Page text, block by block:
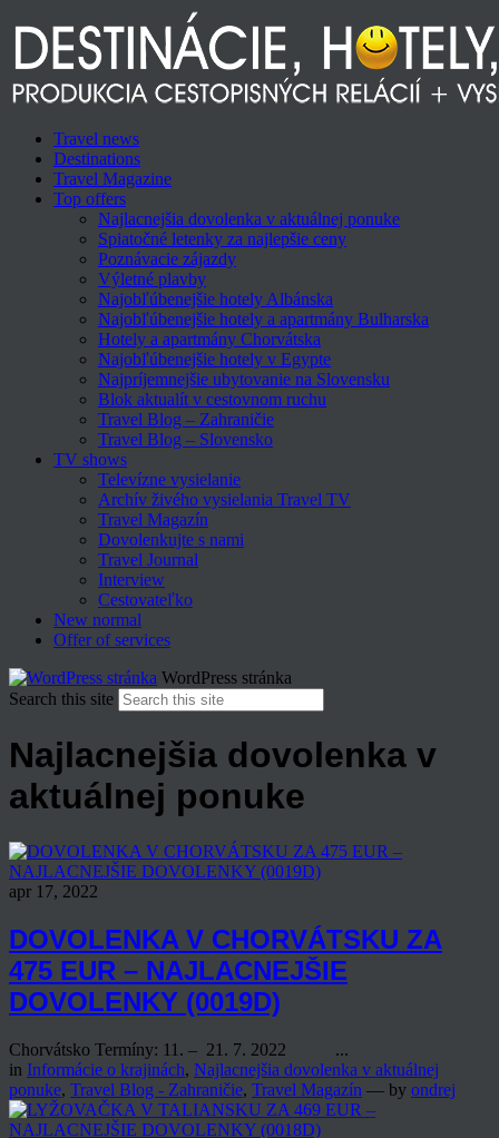
Travel news
Destinations
Travel Magazine
Top offers
Najlacnejšia dovolenka v aktuálnej ponuke
Spiatočné letenky za najlepšie ceny
Poznávacie zájazdy
Výletné plavby
Najobľúbenejšie hotely Albánska
Najobľúbenejšie hotely a apartmány Bulharska
Hotely a apartmány Chorvátska
Najobľúbenejšie hotely v Egypte
Najpríjemnejšie ubytovanie na Slovensku
Blok aktualít v cestovnom ruchu
Travel Blog – Zahraničie
Travel Blog – Slovensko
TV shows
Televízne vysielanie
Archív živého vysielania Travel TV
Travel Magazín
Dovolenkujte s nami
Travel Journal
Interview
Cestovateľko
New normal
Offer of services
WordPress stránka
Search this site
Najlacnejšia dovolenka v
aktuálnej ponuke
apr 17, 2022
DOVOLENKA V CHORVÁTSKU ZA
475 EUR – NAJLACNEJŠIE
DOVOLENKY (0019D)
Chorvátsko Termíny: 11. – 21. 7. 2022 ...
in Informácie o krajinách, Najlacnejšia dovolenka v aktuálnej
ponuke, Travel Blog - Zahraničie, Travel Magazín — by ondrej